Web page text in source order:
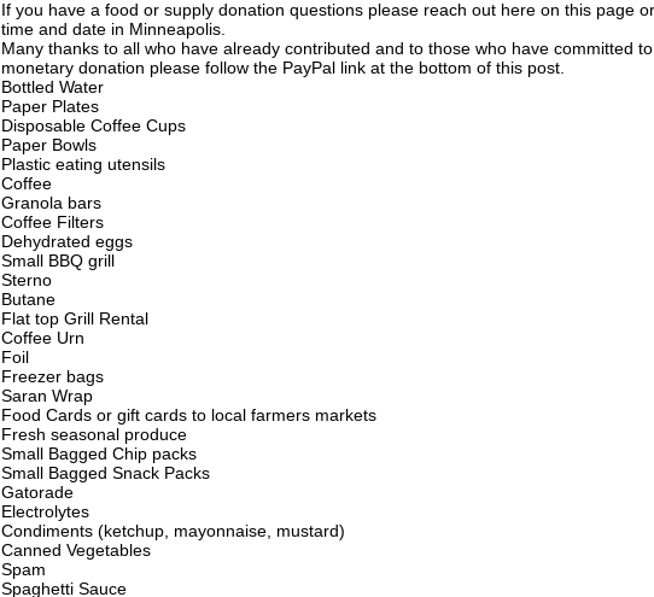
If you have a food or supply donation questions please reach out here on this page
time and date in Minneapolis.
Many thanks to all who have already contributed and to those who have committed
monetary donation please follow the PayPal link at the bottom of this post.
Bottled Water
Paper Plates
Disposable Coffee Cups
Paper Bowls
Plastic eating utensils
Coffee
Granola bars
Coffee Filters
Dehydrated eggs
Small BBQ grill
Sterno
Butane
Flat top Grill Rental
Coffee Urn
Foil
Freezer bags
Saran Wrap
Food Cards or gift cards to local farmers markets
Fresh seasonal produce
Small Bagged Chip packs
Small Bagged Snack Packs
Gatorade
Electrolytes
Condiments (ketchup, mayonnaise, mustard)
Canned Vegetables
Spam
Spaghetti Sauce